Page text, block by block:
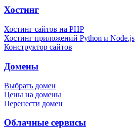
Хостинг
Хостинг сайтов на PHP
Хостинг приложений Python и Node.js
Конструктор сайтов
Домены
Выбрать домен
Цены на домены
Перенести домен
Облачные сервисы